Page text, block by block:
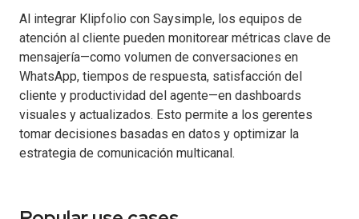
Al integrar Klipfolio con Saysimple, los equipos de
atención al cliente pueden monitorear métricas clave de
mensajería—como volumen de conversaciones en
WhatsApp, tiempos de respuesta, satisfacción del
cliente y productividad del agente—en dashboards
visuales y actualizados. Esto permite a los gerentes
tomar decisiones basadas en datos y optimizar la
estrategia de comunicación multicanal.